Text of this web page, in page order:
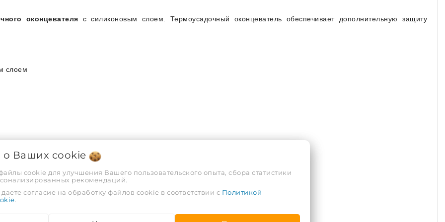
оконцевателя с силиконовым слоем. Термоусадочный оконцеватель обеспечивает дополнительную защиту
слоем
строительный фен с насадкой.
ХАРАКТЕРИСТИКИ
о Ваших cookie
cookie для улучшения Вашего пользовательского опыта, сбора статистики
рекомендаций.
согласие на обработку файлов cookie в соответствии с Политикой
.